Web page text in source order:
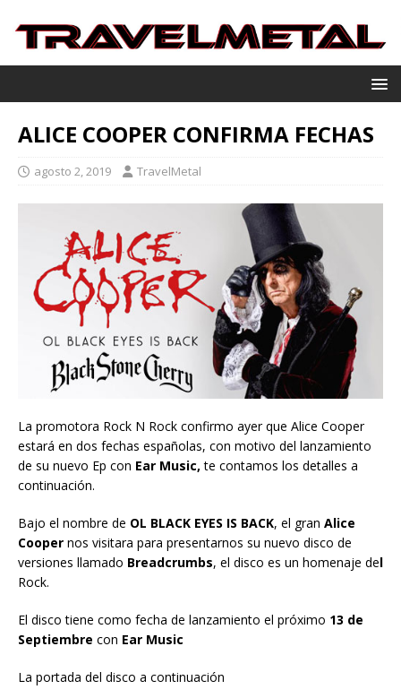
ALICE COOPER CONFIRMA FECHAS
agosto 2, 2019 TravelMetal
La promotora Rock N Rock confirmo ayer que Alice Cooper
estará en dos fechas españolas, con motivo del lanzamiento
de su nuevo Ep con Ear Music, te contamos los detalles a
continuación.
Bajo el nombre de OL BLACK EYES IS BACK, el gran Alice
Cooper nos visitara para presentarnos su nuevo disco de
versiones llamado Breadcrumbs, el disco es un homenaje del
Rock.
El disco tiene como fecha de lanzamiento el próximo 13 de
Septiembre con Ear Music
La portada del disco a continuación